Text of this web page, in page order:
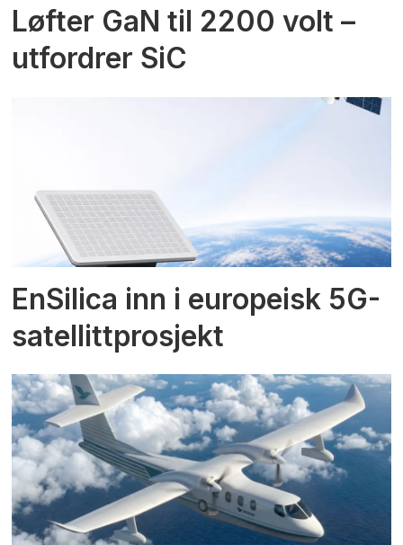
Løfter GaN til 2200 volt –
utfordrer SiC
EnSilica inn i europeisk 5G-
satellittprosjekt